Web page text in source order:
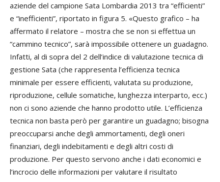
aziende del campione Sata Lombardia 2013 tra “efficienti”
e “inefficienti”, riportato in figura 5. «Questo grafico – ha
affermato il relatore – mostra che se non si effettua un
“cammino tecnico”, sarà impossibile ottenere un guadagno.
Infatti, al di sopra del 2 dell’indice di valutazione tecnica di
gestione Sata (che rappresenta l’efficienza tecnica
minimale per essere efficienti, valutata su produzione,
riproduzione, cellule somatiche, lunghezza interparto, ecc.)
non ci sono aziende che hanno prodotto utile. L’efficienza
tecnica non basta però per garantire un guadagno; bisogna
preoccuparsi anche degli ammortamenti, degli oneri
finanziari, degli indebitamenti e degli altri costi di
produzione. Per questo servono anche i dati economici e
l’incrocio delle informazioni per valutare il risultato